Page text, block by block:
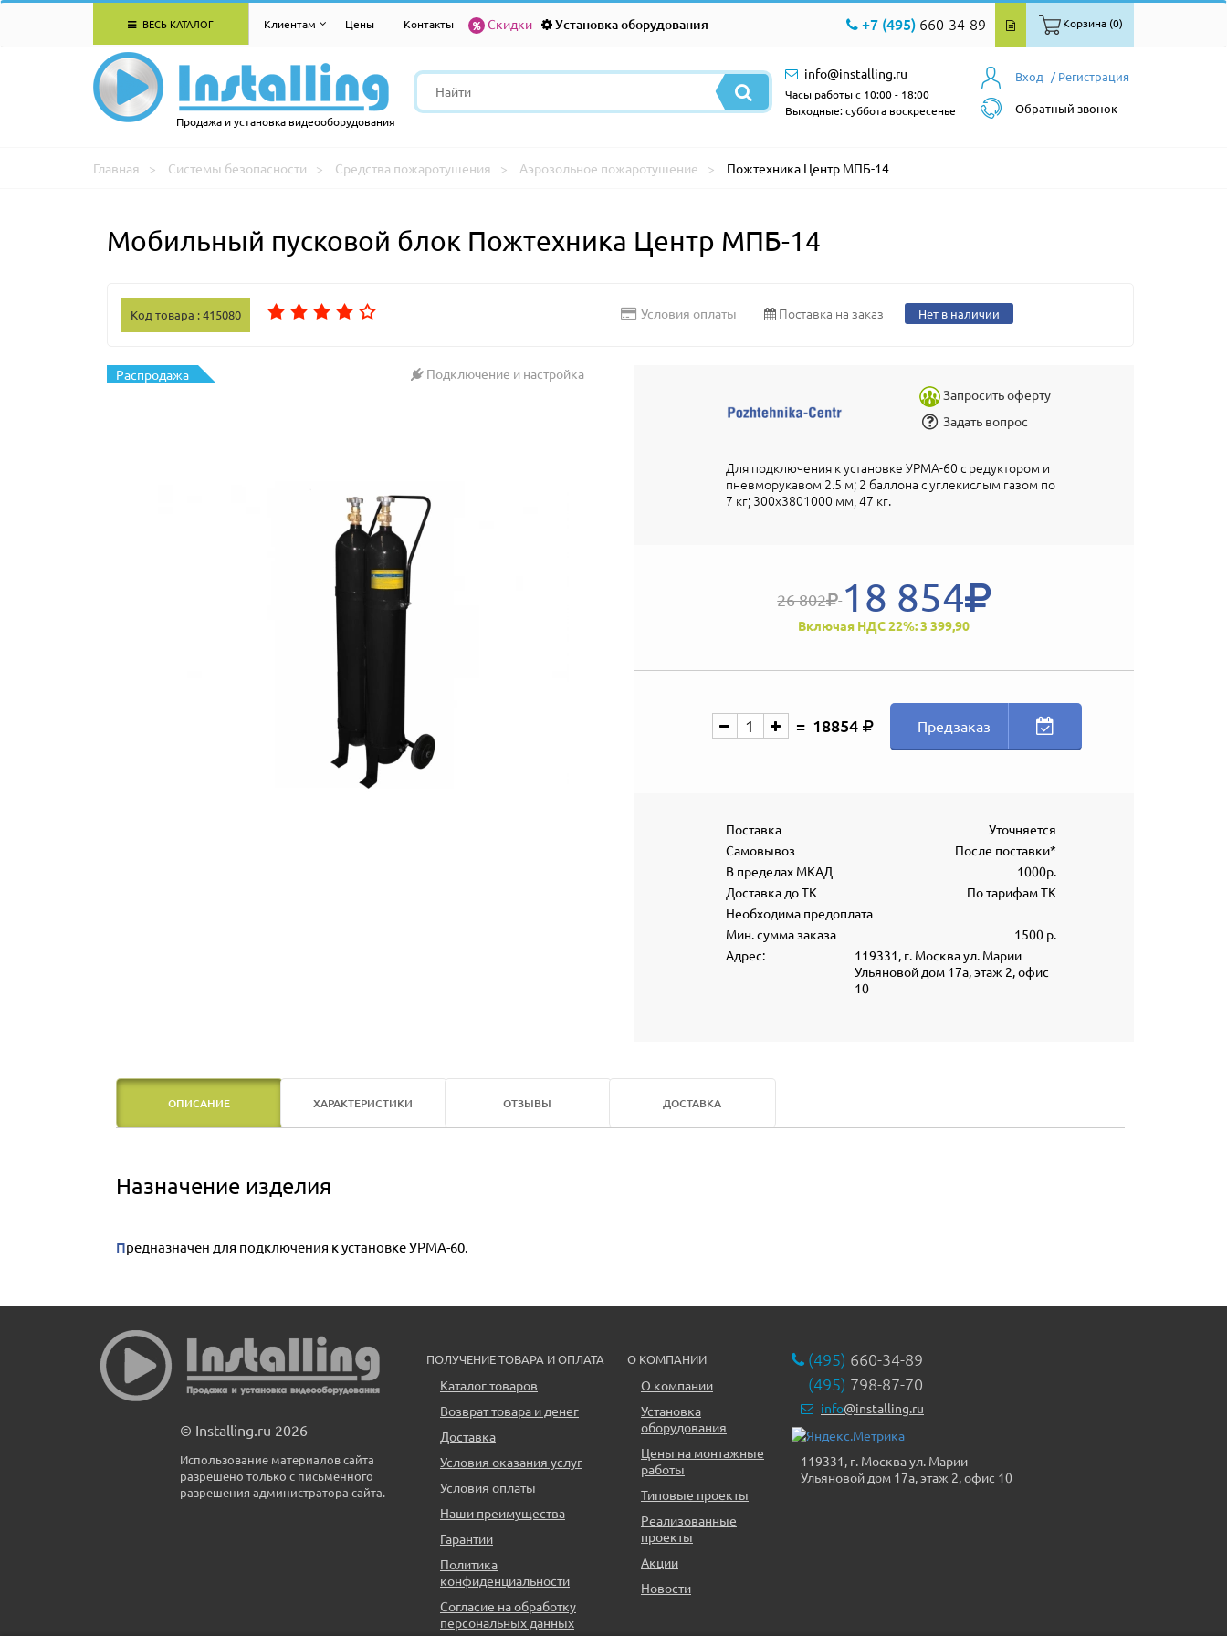
ВЕСЬ КАТАЛОГ Клиентам Цены Контакты Скидки Установка оборудования +7 (495) 660-34-89 Корзина (0)
Продажа и установка видеооборудования
Вход / Регистрация
Обратный звонок
info@installing.ru
Часы работы с 10:00 - 18:00
Выходные: суббота воскресенье
Главная Системы безопасности Средства пожаротушения Аэрозольное пожаротушение Пожтехника Центр МПБ-14
Мобильный пусковой блок Пожтехника Центр МПБ-14
Код товара : 415080 Условия оплаты Поставка на заказ Нет в наличии
Распродажа
Подключение и настройка
Запросить оферту
Задать вопрос
Для подключения к установке УРМА-60 с редуктором и
пневморукавом 2.5 м; 2 баллона с углекислым газом по
7 кг; 300х3801000 мм, 47 кг.
26 802 18 854
Включая НДС 22%: 3 399,90
18854 Предзаказ
Уточняется
Поставка
После поставки*
Самовывоз
1000р.
В пределах МКАД
По тарифам ТК
Доставка до ТК
Необходима предоплата
1500 р.
Мин. сумма заказа
119331, г. Москва ул. Марии
Ульяновой дом 17а, этаж 2, офис
10
Адрес:
ОПИСАНИЕ ХАРАКТЕРИСТИКИ ОТЗЫВЫ ДОСТАВКА
Назначение изделия
Предназначен для подключения к установке УРМА-60.
© Installing.ru 2026
Использование материалов сайта
разрешено только с письменного
разрешения администратора сайта.
ПОЛУЧЕНИЕ ТОВАРА И ОПЛАТА
Каталог товаров
Возврат товара и денег
Доставка
Условия оказания услуг
Условия оплаты
Наши преимущества
Гарантии
Политика
конфиденциальности
Согласие на обработку
персональных данных
О КОМПАНИИ
О компании
Установка
оборудования
Цены на монтажные
работы
Типовые проекты
Реализованные
проекты
Акции
Новости
(495) 660-34-89
(495) 798-87-70
info@installing.ru
119331, г. Москва ул. Марии
Ульяновой дом 17а, этаж 2, офис 10